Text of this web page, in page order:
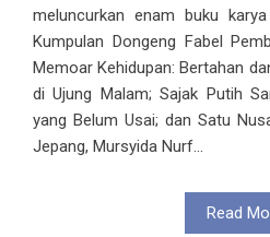
meluncurkan enam buku
Kumpulan Dongeng Fabel
Memoar Kehidupan: Bertahan
di Ujung Malam; Sajak Putih
yang Belum Usai; dan Satu
Jepang, Mursyida Nurf...
Read